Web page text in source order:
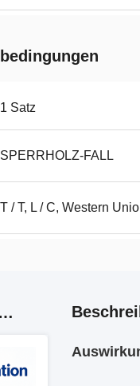
1 Satz
SPERRHOLZ-FALL
T / T, L / C, Western
VERWANDTE PRODUKTE